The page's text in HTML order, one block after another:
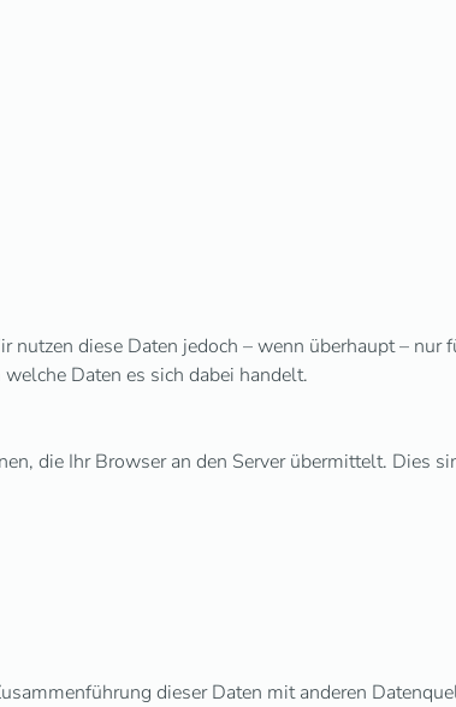
diese Daten jedoch – wenn überhaupt – nur
Daten es sich dabei handelt.
die Ihr Browser an den Server übermittelt. Dies
dieser Daten mit anderen